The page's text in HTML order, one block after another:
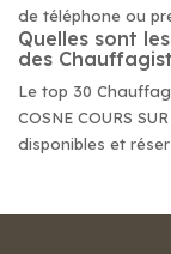
de téléphone ou
Quelles sont
des
Le top 30
COSNE COURS
disponibles et